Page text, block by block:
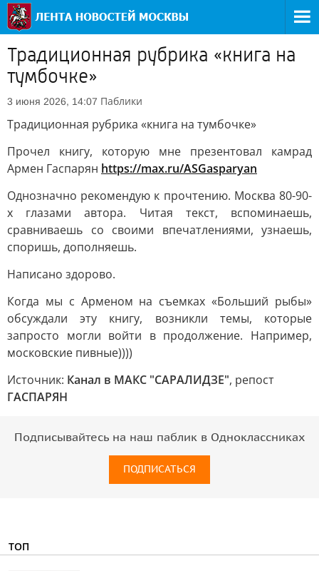
Традиционная рубрика «книга на
тумбочке»
3 июня 2026, 14:07 Паблики
Традиционная рубрика «книга на тумбочке»
Прочел книгу, которую мне презентовал камрад
Армен Гаспарян https://max.ru/ASGasparyan
Однозначно рекомендую к прочтению. Москва 80-90-
х глазами автора. Читая текст, вспоминаешь,
сравниваешь со своими впечатлениями, узнаешь,
споришь, дополняешь.
Написано здорово.
Когда мы с Арменом на съемках «Больший рыбы»
обсуждали эту книгу, возникли темы, которые
запросто могли войти в продолжение. Например,
московские пивные))))
Источник: Канал в МАКС "САРАЛИДЗЕ", репост
ГАСПАРЯН
Подписывайтесь на наш паблик в Одноклассниках
ПОДПИСАТЬСЯ
ТОП